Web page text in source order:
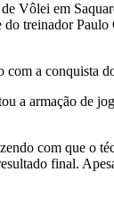
Vôlei em
treinador
a
a armação de
com que
final.